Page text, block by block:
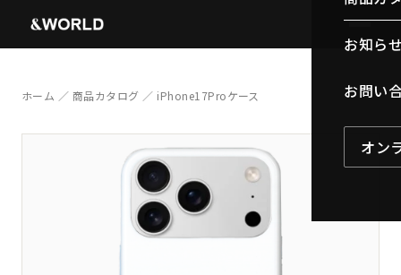
お知ら
お問い
オン
ホーム ／ 商品カタログ ／ iPhone17Proケース